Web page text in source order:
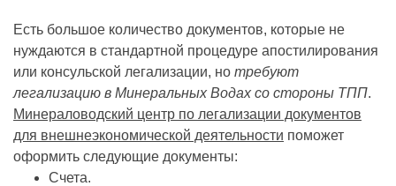
Есть большое количество документов, которые не
нуждаются в стандартной процедуре апостилирования
или консульской легализации, но требуют
легализацию в Минеральных Водах со стороны ТПП.
Минераловодский центр по легализации документов
для внешнеэкономической деятельности поможет
оформить следующие документы:
Счета.